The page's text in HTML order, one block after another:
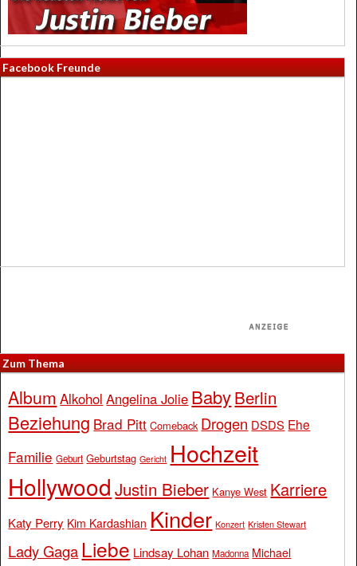
Facebook Freunde
Zum Thema
Album Alkohol Angelina Jolie BabyBerlin
Beziehung Brad Pitt Comeback Drogen DSDS Ehe
Familie Geburt Geburtstag Gericht Hochzeit
Hollywood Justin Bieber Kanye West Karriere
Katy Perry Kim Kardashian Kinder Konzert Kristen Stewart
Lady Gaga Liebe Lindsay Lohan Madonna Michael